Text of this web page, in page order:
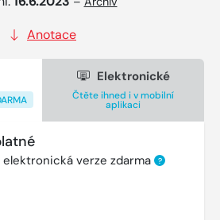
Anotace
Elektronické
Čtěte ihned i v mobilní
aplikaci
verze zdarma ?